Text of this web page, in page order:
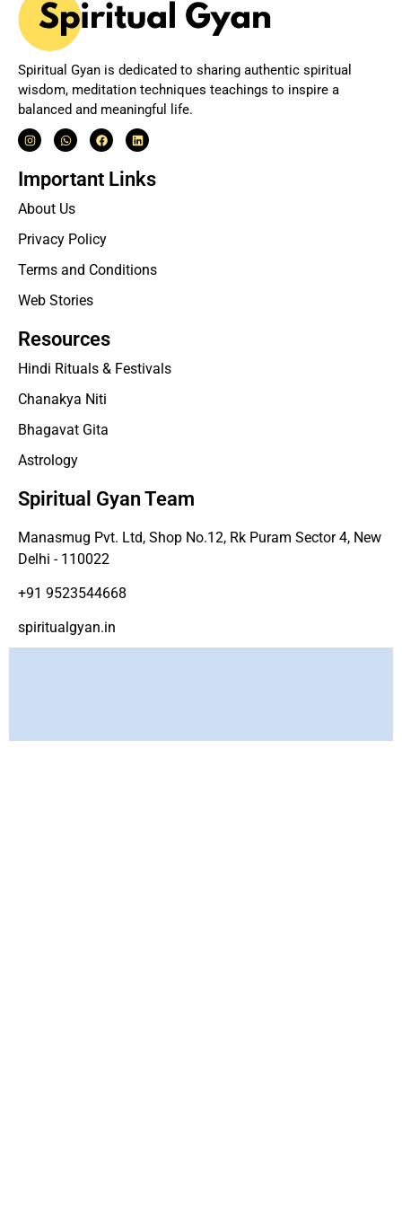
Spiritual Gyan is dedicated to sharing authentic spiritual
wisdom, meditation techniques teachings to inspire a
balanced and meaningful life.
Important Links
About Us
Privacy Policy
Terms and Conditions
Web Stories
Resources
Hindi Rituals & Festivals
Chanakya Niti
Bhagavat Gita
Astrology
Spiritual Gyan Team
Manasmug Pvt. Ltd, Shop No.12, Rk Puram Sector 4, New
Delhi - 110022
+91 9523544668
spiritualgyan.in